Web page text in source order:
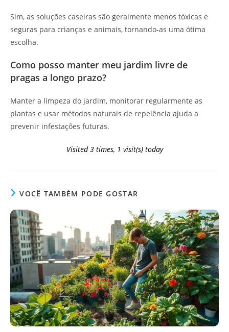
Sim, as soluções caseiras são geralmente menos tóxicas e
seguras para crianças e animais, tornando-as uma ótima
escolha.
Como posso manter meu jardim livre de
pragas a longo prazo?
Manter a limpeza do jardim, monitorar regularmente as
plantas e usar métodos naturais de repelência ajuda a
prevenir infestações futuras.
Visited 3 times, 1 visit(s) today
VOCÊ TAMBÉM PODE GOSTAR